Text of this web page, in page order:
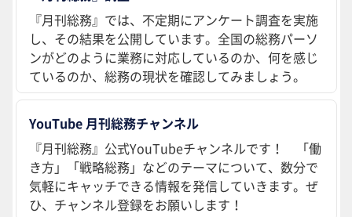
『月刊総務』では、不定期にアンケート調査を実施
し、その結果を公開しています。全国の総務パーソ
ンがどのように業務に対応しているのか、何を感じ
ているのか、総務の現状を確認してみましょう。
YouTube 月刊総務チャンネル
『月刊総務』公式YouTubeチャンネルです！ 「働
き方」「戦略総務」などのテーマについて、数分で
気軽にキャッチできる情報を発信していきます。ぜ
ひ、チャンネル登録をお願いします！